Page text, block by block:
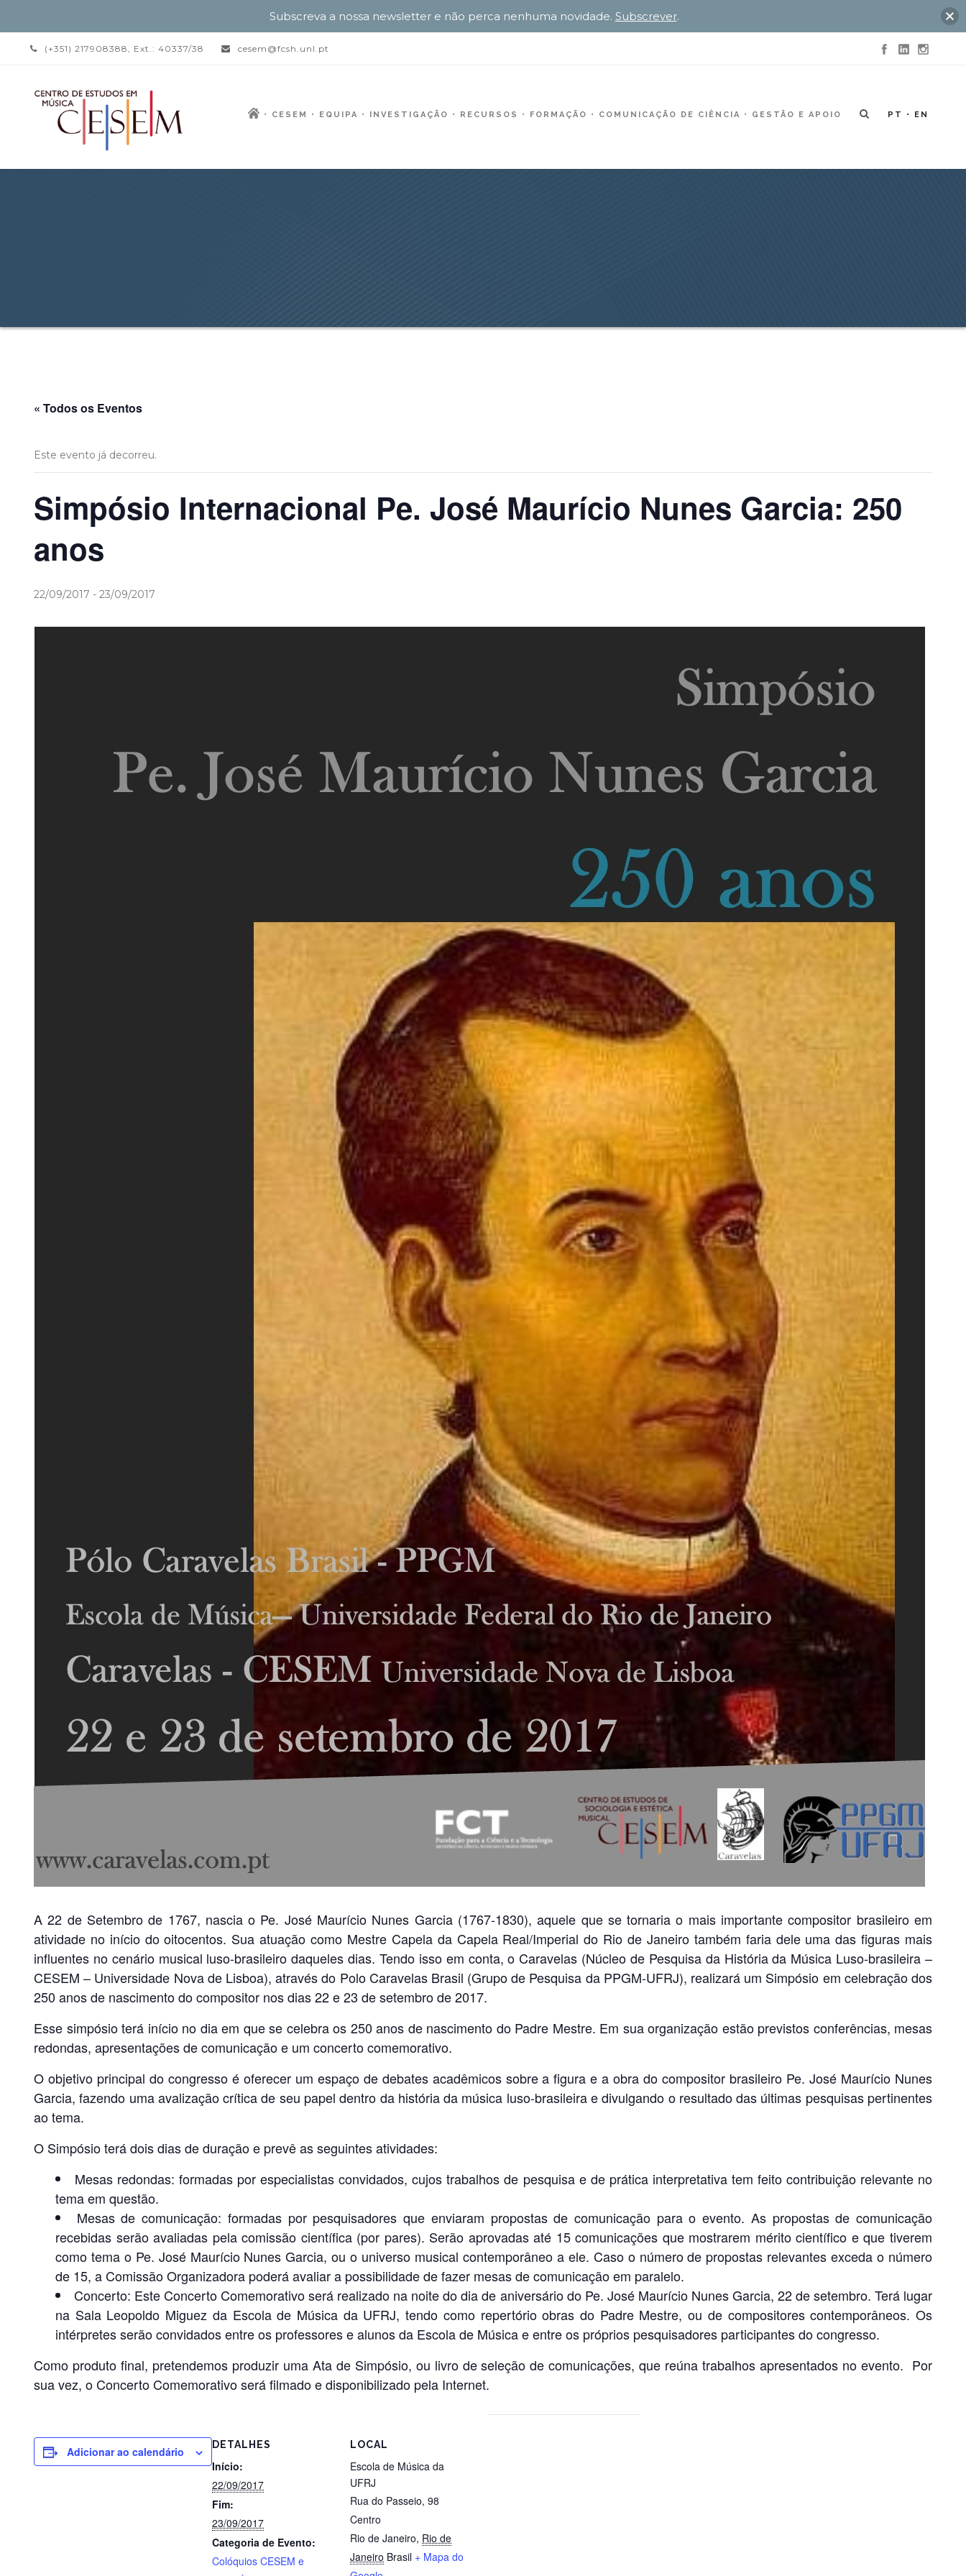
(+351) 217908388, Ext.: 40337/38 cesem@fcsh.unl.pt
CESEM EQUIPA INVESTIGAÇÃO RECURSOS FORMAÇÃO COMUNICAÇÃO DE CIÊNCIA GESTÃO E APOIO PT EN
« Todos os Eventos
Este evento já decorreu.
Simpósio Internacional Pe. José Maurício Nunes Garcia: 250
anos
22/09/2017 - 23/09/2017
A 22 de Setembro de 1767, nascia o Pe. José Maurício Nunes Garcia (1767-1830), aquele que se tornaria o mais importante compositor brasileiro em
atividade no início do oitocentos. Sua atuação como Mestre Capela da Capela Real/Imperial do Rio de Janeiro também faria dele uma das figuras mais
influentes no cenário musical luso-brasileiro daqueles dias. Tendo isso em conta, o Caravelas (Núcleo de Pesquisa da História da Música Luso-brasileira –
CESEM – Universidade Nova de Lisboa), através do Polo Caravelas Brasil (Grupo de Pesquisa da PPGM-UFRJ), realizará um Simpósio em celebração dos
250 anos de nascimento do compositor nos dias 22 e 23 de setembro de 2017.
Esse simpósio terá início no dia em que se celebra os 250 anos de nascimento do Padre Mestre. Em sua organização estão previstos conferências, mesas
redondas, apresentações de comunicação e um concerto comemorativo.
O objetivo principal do congresso é oferecer um espaço de debates acadêmicos sobre a figura e a obra do compositor brasileiro Pe. José Maurício Nunes
Garcia, fazendo uma avalização crítica de seu papel dentro da história da música luso-brasileira e divulgando o resultado das últimas pesquisas pertinentes
ao tema.
O Simpósio terá dois dias de duração e prevê as seguintes atividades:
Mesas redondas: formadas por especialistas convidados, cujos trabalhos de pesquisa e de prática interpretativa tem feito contribuição relevante no
tema em questão.
Mesas de comunicação: formadas por pesquisadores que enviaram propostas de comunicação para o evento. As propostas de comunicação
recebidas serão avaliadas pela comissão científica (por pares). Serão aprovadas até 15 comunicações que mostrarem mérito científico e que tiverem
como tema o Pe. José Maurício Nunes Garcia, ou o universo musical contemporâneo a ele. Caso o número de propostas relevantes exceda o número
de 15, a Comissão Organizadora poderá avaliar a possibilidade de fazer mesas de comunicação em paralelo.
Concerto: Este Concerto Comemorativo será realizado na noite do dia de aniversário do Pe. José Maurício Nunes Garcia, 22 de setembro. Terá lugar
na Sala Leopoldo Miguez da Escola de Música da UFRJ, tendo como repertório obras do Padre Mestre, ou de compositores contemporâneos. Os
intérpretes serão convidados entre os professores e alunos da Escola de Música e entre os próprios pesquisadores participantes do congresso.
Como produto final, pretendemos produzir uma Ata de Simpósio, ou livro de seleção de comunicações, que reúna trabalhos apresentados no evento. Por
sua vez, o Concerto Comemorativo será filmado e disponibilizado pela Internet.
Adicionar ao calendário DETALHES
Início:
22/09/2017
Fim:
23/09/2017
Categoria de Evento:
Colóquios CESEM e
LOCAL
Escola de Música da
UFRJ
Rua do Passeio, 98
Centro
Rio de Janeiro, Rio de
Janeiro Brasil + Mapa do
Subscreva a nossa newsletter e não perca nenhuma novidade. Subscrever.